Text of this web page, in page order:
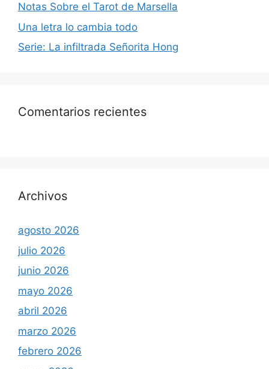
Notas Sobre el Tarot de Marsella
Una letra lo cambia todo
Serie: La infiltrada Señorita Hong
Comentarios recientes
Archivos
agosto 2026
julio 2026
junio 2026
mayo 2026
abril 2026
marzo 2026
febrero 2026